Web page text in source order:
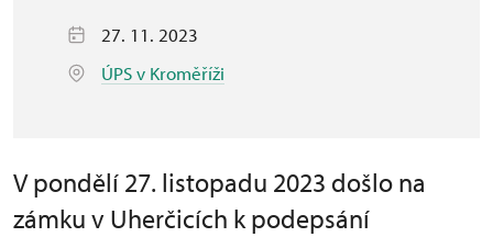
27. 11. 2023
ÚPS v Kroměříži
V pondělí 27. listopadu 2023 došlo na
zámku v Uherčicích k podepsání